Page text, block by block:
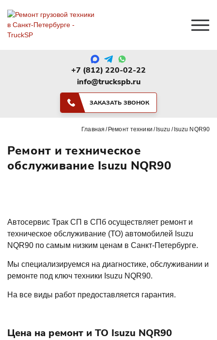
+7 (812) 220-02-22
info@truckspb.ru
ЗАКАЗАТЬ ЗВОНОК
Главная Ремонт техники Isuzu Isuzu NQR90
Ремонт и техническое
обслуживание Isuzu NQR90
Автосервис Трак СП в СПб осуществляет ремонт и
техническое обслуживание (ТО) автомобилей Isuzu
NQR90 по самым низким ценам в Санкт-Петербурге.
Мы специализируемся на диагностике, обслуживании и
ремонте под ключ техники Isuzu NQR90.
На все виды работ предоставляется гарантия.
Цена на ремонт и ТО Isuzu NQR90